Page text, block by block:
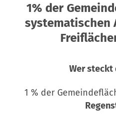
1% der
systematischen
Wer steckt
1 % der